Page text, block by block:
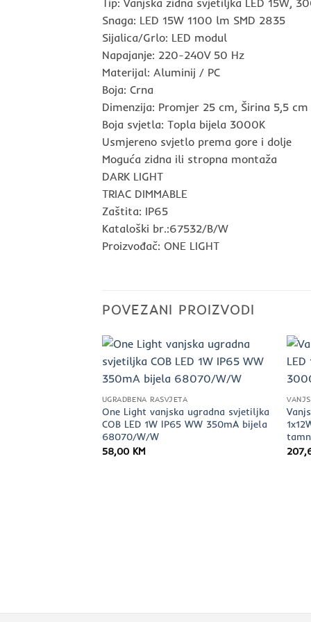
Tip: Vanjska zidna svjetiljka LED 15W,
Snaga: LED 15W 1100 lm SMD 2835
Sijalica/Grlo: LED modul
Napajanje: 220-240V 50 Hz
Materijal: Aluminij / PC
Boja: Crna
Dimenzija: Promjer 25 cm, Širina 5,5 cm
Boja svjetla: Topla bijela 3000K
Usmjereno svjetlo prema gore i dolje
Moguća zidna ili stropna montaža
DARK LIGHT
TRIAC DIMMABLE
Zaštita: IP65
Kataloški br.:67532/B/W
Proizvođač: ONE LIGHT
POVEZANI PROIZVODI
UGRADBENA RASVJETA
One Light vanjska ugradna svjetiljka
COB LED 1W IP65 WW 350mA bijela
68070/W/W
58,00 KM